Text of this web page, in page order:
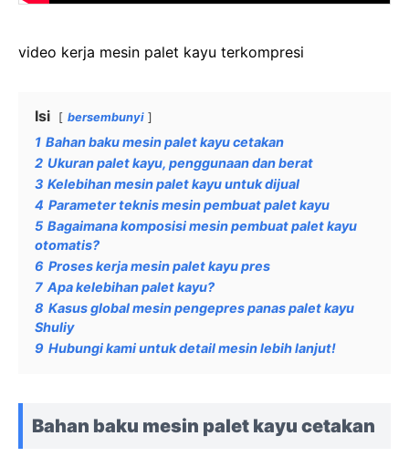
video kerja mesin palet kayu terkompresi
Isi bersembunyi
1 Bahan baku mesin palet kayu cetakan
2 Ukuran palet kayu, penggunaan dan berat
3 Kelebihan mesin palet kayu untuk dijual
4 Parameter teknis mesin pembuat palet kayu
5 Bagaimana komposisi mesin pembuat palet kayu
otomatis?
6 Proses kerja mesin palet kayu pres
7 Apa kelebihan palet kayu?
8 Kasus global mesin pengepres panas palet kayu
Shuliy
9 Hubungi kami untuk detail mesin lebih lanjut!
Bahan baku mesin palet kayu cetakan